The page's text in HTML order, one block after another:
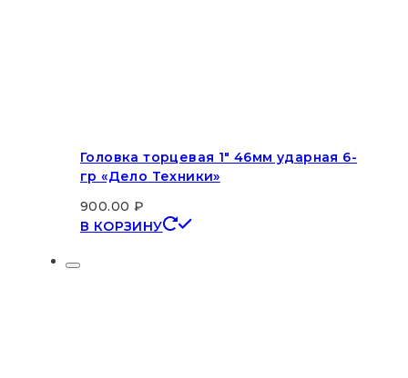
Головка торцевая 1″ 46мм ударная 6-
гр «Дело Техники»
900.00 ₽
В КОРЗИНУ